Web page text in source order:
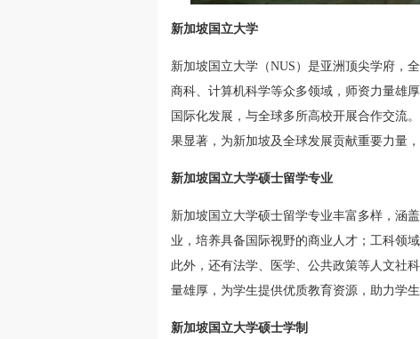
新加坡国立大学
新加坡国立大学（NUS）是亚洲顶尖学府，
商科、计算机科学等众多领域，师资力量雄
国际化发展，与全球多所高校开展合作交流
果显著，为新加坡及全球发展贡献重要力量
新加坡国立大学硕士留学专业
新加坡国立大学硕士留学专业丰富多样，涵
业，培养具备国际视野的商业人才；工科领
此外，还有法学、医学、公共政策等人文社
量雄厚，为学生提供优质教育资源，助力学
新加坡国立大学硕士学制